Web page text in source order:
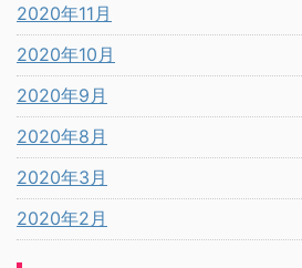
2020年11月
2020年10月
2020年9月
2020年8月
2020年3月
2020年2月